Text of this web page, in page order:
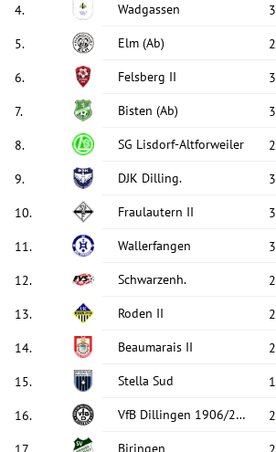
4. Wadgassen 3
5. Elm (Ab) 2
6. Felsberg II 3
7. Bisten (Ab) 3
8. SG Lisdorf-Altforweiler 2
9. DJK Dilling. 3
10. Fraulautern II 3
11. Wallerfangen 3
12. Schwarzenh. 2
13. Roden II 2
14. Beaumarais II 2
15. Stella Sud 1
16. VfB Dillingen 1906/2025 2
Biringen